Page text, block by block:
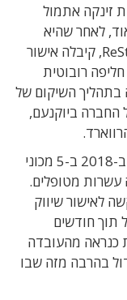
זינקה אתמול
מאוד, לאחר שהיא
, קיבלה אישור
רובוטית
בתהליך השיקום של
החברה ביוקנעם,
התקבל לאחר ניסוי שהתקיים ב-2018 ב-5 מכוני
עשרות מטופלים.
לאישור שיווק
תוך חודשים
כנראה מהעובדה
בהרבה מזה שבו